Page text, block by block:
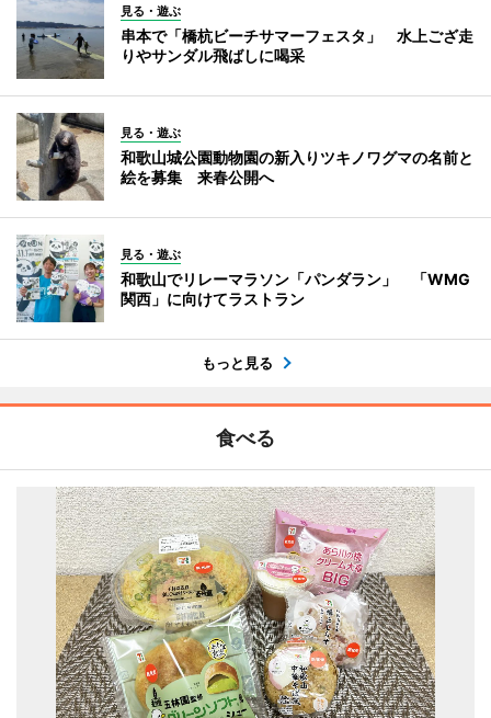
見る・遊ぶ
串本で「橋杭ビーチサマーフェスタ」 水上ござ走
りやサンダル飛ばしに喝采
見る・遊ぶ
和歌山城公園動物園の新入りツキノワグマの名前と
絵を募集 来春公開へ
見る・遊ぶ
和歌山でリレーマラソン「パンダラン」 「WMG
関西」に向けてラストラン
もっと見る
食べる